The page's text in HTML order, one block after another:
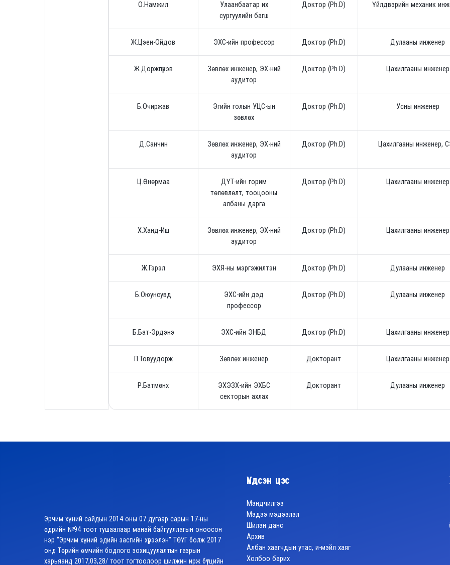
О.Намжил
Улаанбаатар их
сургуулийн багш
Доктор (Ph.D) Үйлдвэрийн механик
Ж.Цэен-Ойдов ЭХС-ийн профессор Доктор (Ph.D) Дулааны инженер
Ж.Доржпүрэв
Зөвлөх инженер, ЭХ-ний
аудитор
Доктор (Ph.D) Цахилгааны инженер
Б.Очиржав
Эгийн голын УЦС-ын
зөвлөх
Доктор (Ph.D) Усны инженер
Д.Санчин
Зөвлөх инженер, ЭХ-ний
аудитор
Доктор (Ph.D) Цахилгааны инженер,
Ц.Өнөрмаа
ДҮТ-ийн горим
төлөвлөлт, тооцооны
албаны дарга
Доктор (Ph.D) Цахилгааны инженер
Х.Ханд-Иш
Зөвлөх инженер, ЭХ-ний
аудитор
Доктор (Ph.D) Цахилгааны инженер
Ж.Гэрэл ЭХЯ-ны мэргэжилтэн Доктор (Ph.D) Дулааны инженер
Б.Оюунсувд
ЭХС-ийн дэд
профессор
Доктор (Ph.D) Дулааны инженер
Б.Бат-Эрдэнэ ЭХС-ийн ЭНБД Доктор (Ph.D) Цахилгааны инженер
П.Товуудорж Зөвлөх инженер Докторант Цахилгааны инженер
Р.Батмөнх
ЭХЭЗХ-ийн ЭХБС
секторын ахлах
Докторант Дулааны инженер
Эрчим хүчний сайдын 2014 оны 07 дугаар сарын 17-ны
өдрийн №94 тоот тушаалаар манай байгууллагын оноосон
нэр “Эрчим хүчний эдийн засгийн хүрээлэн” ТӨҮГ болж 2017
онд Төрийн өмчийн бодлого зохицуулалтын газрын
харьяанд 2017,03,28/ тоот тогтоолоор шилжин ирж бүтцийн
Үндсэн цэс
Мэндчилгээ
Мэдээ мэдээлэл
Шилэн данс
Архив
Албан хаагчдын утас, и-мэйл хаяг
Холбоо барих